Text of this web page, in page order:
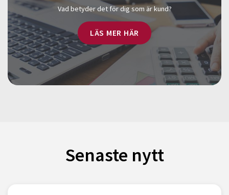
Vad betyder det för dig som är kund?
LÄS MER HÄR
Senaste nytt